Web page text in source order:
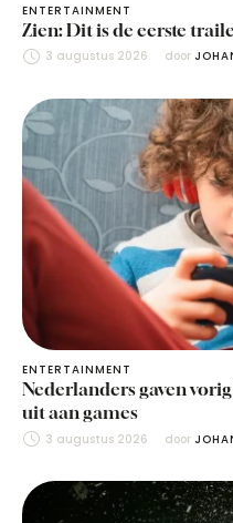
ENTERTAINMENT
Zien: Dit is de eerste
3 augustus 2026 door
ENTERTAINMENT
Nederlanders gaven
uit aan games
3 augustus 2026 door